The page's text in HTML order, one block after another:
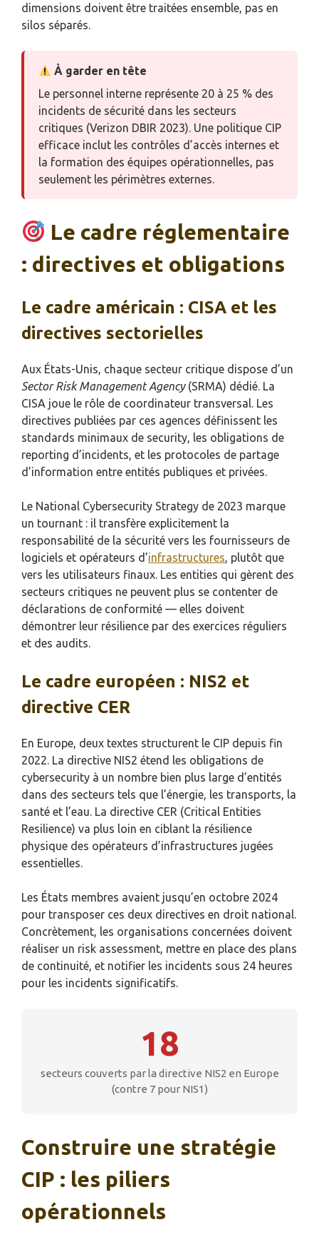
dimensions doivent être traitées ensemble, pas en
silos séparés.
À garder en tête
Le personnel interne représente 20 à 25 % des
incidents de sécurité dans les secteurs
critiques (Verizon DBIR 2023). Une politique CIP
efficace inclut les contrôles d’accès internes et
la formation des équipes opérationnelles, pas
seulement les périmètres externes.
Le cadre réglementaire
: directives et obligations
Le cadre américain : CISA et les
directives sectorielles
Aux États-Unis, chaque secteur critique dispose d’un
Sector Risk Management Agency(SRMA) dédié. La
CISA joue le rôle de coordinateur transversal. Les
directives publiées par ces agences définissent les
standards minimaux de security, les obligations de
reporting d’incidents, et les protocoles de partage
d’information entre entités publiques et privées.
Le National Cybersecurity Strategy de 2023 marque
un tournant : il transfère explicitement la
responsabilité de la sécurité vers les fournisseurs de
logiciels et opérateurs d’infrastructures, plutôt que
vers les utilisateurs finaux. Les entities qui gèrent des
secteurs critiques ne peuvent plus se contenter de
déclarations de conformité — elles doivent
démontrer leur résilience par des exercices réguliers
et des audits.
Le cadre européen : NIS2 et
directive CER
En Europe, deux textes structurent le CIP depuis fin
2022. La directive NIS2 étend les obligations de
cybersecurity à un nombre bien plus large d’entités
dans des secteurs tels que l’énergie, les transports, la
santé et l’eau. La directive CER (Critical Entities
Resilience) va plus loin en ciblant la résilience
physique des opérateurs d’infrastructures jugées
essentielles.
Les États membres avaient jusqu’en octobre 2024
pour transposer ces deux directives en droit national.
Concrètement, les organisations concernées doivent
réaliser un risk assessment, mettre en place des plans
de continuité, et notifier les incidents sous 24 heures
pour les incidents significatifs.
18
secteurs couverts par la directive NIS2 en Europe
(contre 7 pour NIS1)
Construire une stratégie
CIP : les piliers
opérationnels